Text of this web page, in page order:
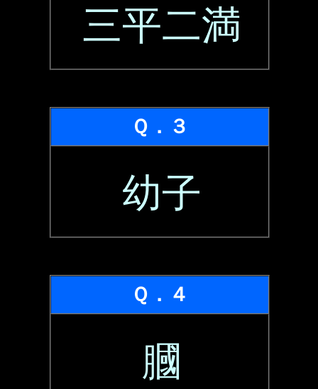
三平二満
Ｑ．３
幼子
Ｑ．４
膕